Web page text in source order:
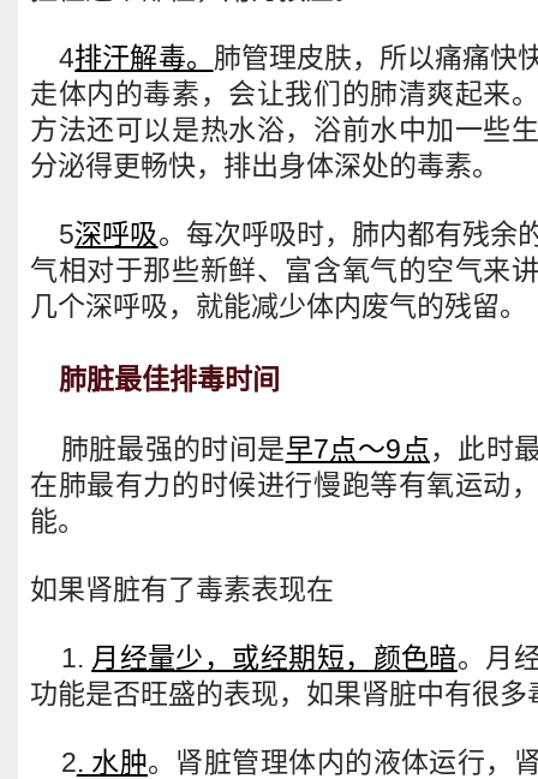
4排汗解毒。 肺管理皮肤，所以痛痛快
走体内的毒素，会让我们的肺清爽起来
方法还可以是热水浴，浴前水中加一些
分泌得更畅快，排出身体深处的毒素。
5深呼吸。每次呼吸时，肺内都有残余
气相对于那些新鲜、富含氧气的空气来
几个深呼吸，就能减少体内废气的残留。
肺脏最佳排毒时间
肺脏最强的时间是早7点～9点 ，此时
在肺最有力的时候进行慢跑等有氧运动
能。
如果肾脏有了毒素表现在
1. 月经量少，或经期短，颜色暗。月
功能是否旺盛的表现，如果肾脏中有很
2. 水肿。肾脏管理体内的液体运行，